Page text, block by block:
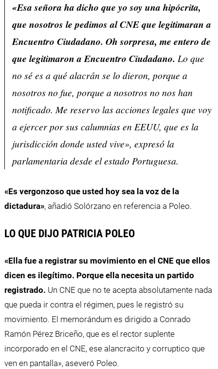
«Esa señora ha dicho que yo soy una hipócrita,
que nosotros le pedimos al CNE que legitimaran a
Encuentro Ciudadano. Oh sorpresa, me entero de
que legitimaron a Encuentro Ciudadano. Lo que
no sé es a qué alacrán se lo dieron, porque a
nosotros no fue, porque a nosotros no nos han
notificado. Me reservo las acciones legales que voy
a ejercer por sus calumnias en EEUU, que es la
jurisdicción donde usted vive», expresó la
parlamentaria desde el estado Portuguesa.
«Es vergonzoso que usted hoy sea la voz de la
dictadura», añadió Solórzano en referencia a Poleo.
LO QUE DIJO PATRICIA POLEO
«Ella fue a registrar su movimiento en el CNE que ellos
dicen es ilegítimo. Porque ella necesita un partido
registrado. Un CNE que no te acepta absolutamente nada
que pueda ir contra el régimen, pues le registró su
movimiento. El memorándum es dirigido a Conrado
Ramón Pérez Briceño, que es el rector suplente
incorporado en el CNE, ese alancracito y corruptico que
ven en pantalla», aseveró Poleo.